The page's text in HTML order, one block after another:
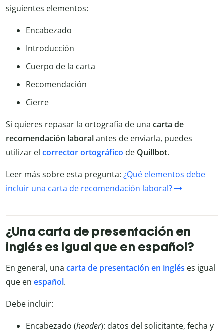
siguientes elementos:
Encabezado
Introducción
Cuerpo de la carta
Recomendación
Cierre
Si quieres repasar la ortografía de una carta de
recomendación laboralantes de enviarla, puedes
utilizar el corrector ortográfico de Quillbot.
Leer más sobre esta pregunta: ¿Qué elementos debe
incluir una carta de recomendación laboral?
¿Una carta de presentación en
inglés es igual que en español?
En general, una carta de presentación en inglés es igual
que en español.
Debe incluir:
Encabezado (header): datos del solicitante, fecha y